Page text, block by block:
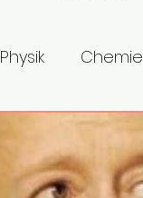
Physik Chemie
Gesellschaft